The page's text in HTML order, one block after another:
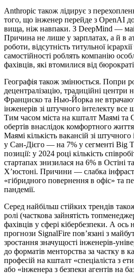
Anthropic також лідирує з
того, що інженер перейде з OpenAI
вища, ніж навпаки. З DeepMind —
Причина не лише у зарплатах, а й в
роботи, відсутність титульної
самостійності роблять компанію
фахівців, які втомилися від
Географія також змінюється. Попри
децентралізацію, традиційні центри
Франциско та Нью-Йорка не
інженерів зі штучного інтелекту
Тим часом міста на кшталт Маямі та
обертів внаслідок комфортного
Маямі кількість вакансій зі
у Сан-Дієго — на 7% у сегменті Big
позиції: у 2024 році кількість
стартапах знизилася на 6% в Остіні
Х’юстоні. Причини — слабка
«гібридного повернення в офіс» та
пандемії.
Серед найбільш стійких трендів
ролі (часткова зайнятість
фахівців у сфері кібербезпеки. А ось
прогнози SignalFire пов’язані з
зростання значущості інженерів-
до форматів менторства за частку в
професій на кшталт «спеціаліста з
або «інженера з безпеки агентів на